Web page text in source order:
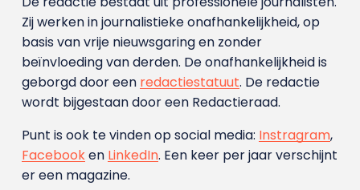
Zij werken in journalistieke onafhankelijkheid, op
basis van vrije nieuwsgaring en zonder
beïnvloeding van derden. De onafhankelijkheid is
geborgd door een redactiestatuut. De redactie
wordt bijgestaan door een Redactieraad.
Punt is ook te vinden op social media: Instragram,
Facebooken LinkedIn. Een keer per jaar verschijnt
er een magazine.